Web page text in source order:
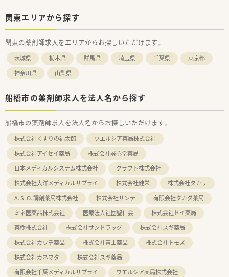
関東エリアから探す
関東の薬剤師求人をエリアからお探しいただけます。
茨城県 栃木県 群馬県 埼玉県 千葉県
東京都
神奈川県
山梨県
船橋市の薬剤師求人を法人名から探す
船橋市の薬剤師求人を法人名からお探しいただけます。
株式会社くすりの福太郎
ウエルシア薬局株式会社
株式会社アイセイ薬局
株式会社誠心堂薬局
日本メディカルシステム株式会社
クラフト株式会社
株式会社大洋メディカルサプライ
株式会社健栄
株式会社タカサ
A. S. O. 調剤薬局株式会社
株式会社サンテ
有限会社タカダ薬局
ミネ医薬品株式会社
医療法人社団聖仁会
株式会社ドイ薬局
薬樹株式会社
株式会社サンドラッグ
株式会社スギ薬局
株式会社カワチ薬品
株式会社富士薬品
株式会社トモズ
株式会社カネマタ
株式会社スギ薬局
有限会社千葉メディカルサプライ
ウエルシア薬局株式会社